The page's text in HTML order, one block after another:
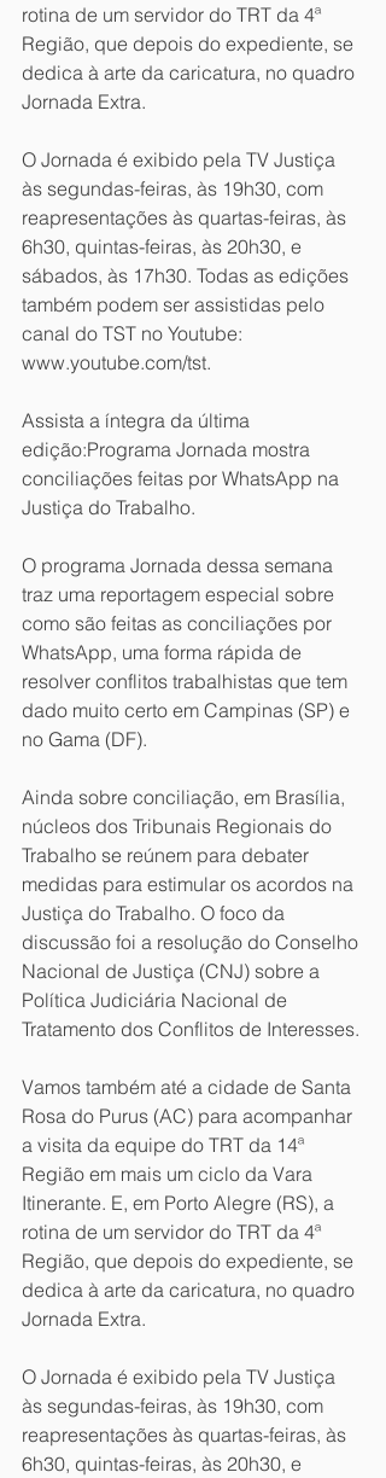
rotina de um servidor do TRT da 4ª
Região, que depois do expediente, se
dedica à arte da caricatura, no quadro
Jornada Extra.
O Jornada é exibido pela TV Justiça
às segundas-feiras, às 19h30, com
reapresentações às quartas-feiras, às
6h30, quintas-feiras, às 20h30, e
sábados, às 17h30. Todas as edições
também podem ser assistidas pelo
canal do TST no Youtube:
www.youtube.com/tst.
Assista a íntegra da última
edição:Programa Jornada mostra
conciliações feitas por WhatsApp na
Justiça do Trabalho.
O programa Jornada dessa semana
traz uma reportagem especial sobre
como são feitas as conciliações por
WhatsApp, uma forma rápida de
resolver conflitos trabalhistas que tem
dado muito certo em Campinas (SP) e
no Gama (DF).
Ainda sobre conciliação, em Brasília,
núcleos dos Tribunais Regionais do
Trabalho se reúnem para debater
medidas para estimular os acordos na
Justiça do Trabalho. O foco da
discussão foi a resolução do Conselho
Nacional de Justiça (CNJ) sobre a
Política Judiciária Nacional de
Tratamento dos Conflitos de Interesses.
Vamos também até a cidade de Santa
Rosa do Purus (AC) para acompanhar
a visita da equipe do TRT da 14ª
Região em mais um ciclo da Vara
Itinerante. E, em Porto Alegre (RS), a
rotina de um servidor do TRT da 4ª
Região, que depois do expediente, se
dedica à arte da caricatura, no quadro
Jornada Extra.
O Jornada é exibido pela TV Justiça
às segundas-feiras, às 19h30, com
reapresentações às quartas-feiras, às
6h30, quintas-feiras, às 20h30, e